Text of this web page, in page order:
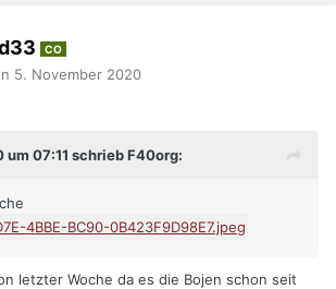
CO
5. November 2020
um 07:11 schrieb F40org:
letzter Woche da es die Bojen schon seit